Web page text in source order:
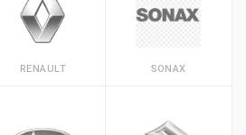
RENAULT SONAX